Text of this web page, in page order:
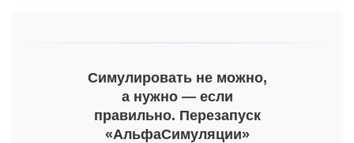
Симулировать не можно,
а нужно — если
правильно. Перезапуск
«АльфаСимуляции»